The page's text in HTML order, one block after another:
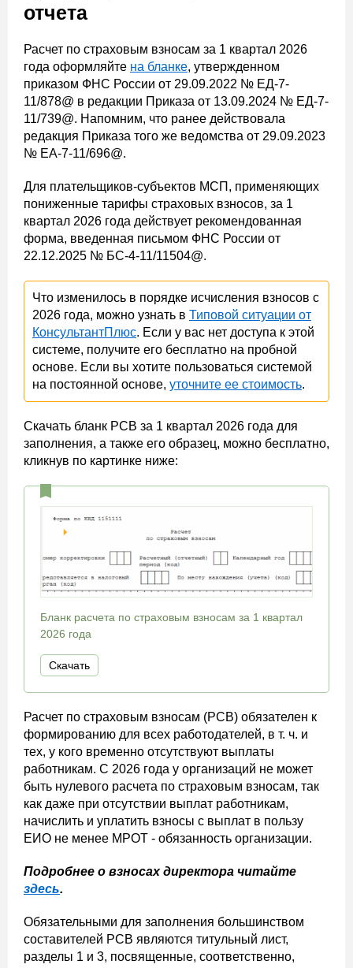
отчета
Расчет по страховым взносам за 1 квартал 2026
года оформляйте на бланке, утвержденном
приказом ФНС России от 29.09.2022 № ЕД-7-
11/878@ в редакции Приказа от 13.09.2024 № ЕД-7-
11/739@. Напомним, что ранее действовала
редакция Приказа того же ведомства от 29.09.2023
№ ЕА-7-11/696@.
Для плательщиков-субъектов МСП, применяющих
пониженные тарифы страховых взносов, за 1
квартал 2026 года действует рекомендованная
форма, введенная письмом ФНС России от
22.12.2025 № БС-4-11/11504@.
Что изменилось в порядке исчисления взносов с
2026 года, можно узнать в Типовой ситуации от
КонсультантПлюс. Если у вас нет доступа к этой
системе, получите его бесплатно на пробной
основе. Если вы хотите пользоваться системой
на постоянной основе, уточните ее стоимость.
Скачать бланк РСВ за 1 квартал 2026 года для
заполнения, а также его образец, можно бесплатно,
кликнув по картинке ниже:
Бланк расчета по страховым взносам за 1 квартал
2026 года
Скачать
Расчет по страховым взносам (РСВ) обязателен к
формированию для всех работодателей, в т. ч. и
тех, у кого временно отсутствуют выплаты
работникам. С 2026 года у организаций не может
быть нулевого расчета по страховым взносам, так
как даже при отсутствии выплат работникам,
начислить и уплатить взносы с выплат в пользу
ЕИО не менее МРОТ - обязанность организации.
Подробнее о взносах директора читайте
здесь.
Обязательными для заполнения большинством
составителей РСВ являются титульный лист,
разделы 1 и 3, посвященные, соответственно,